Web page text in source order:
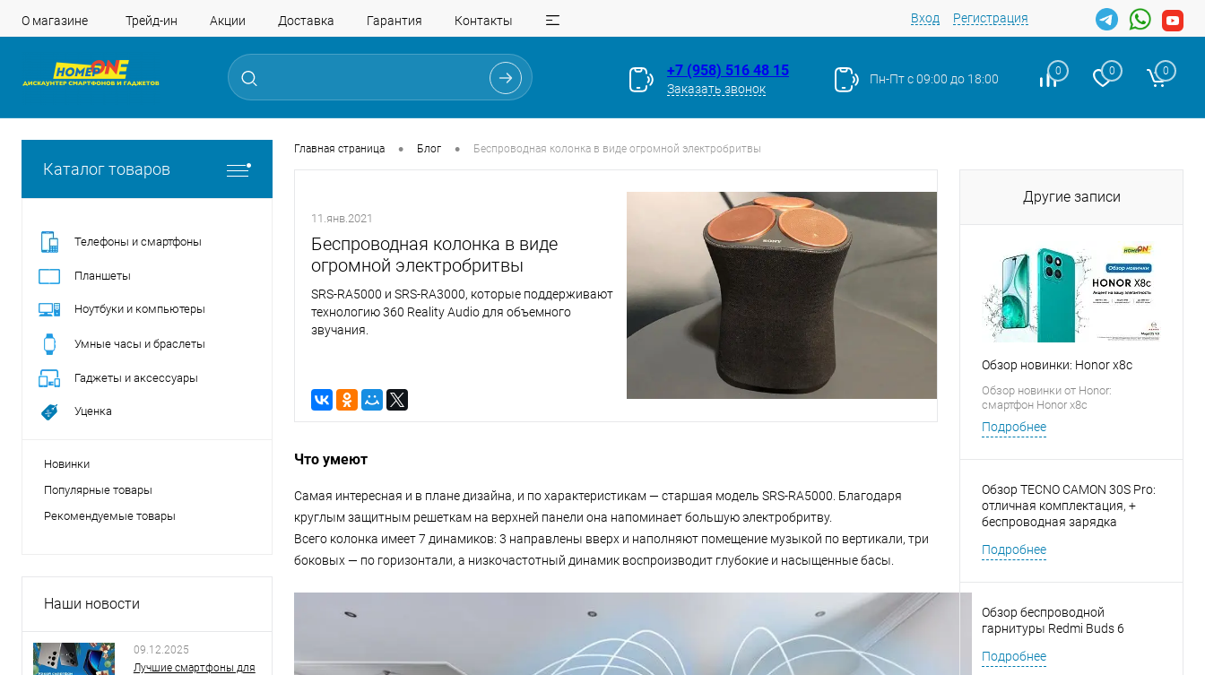
О магазине Трейд-ин Акции Доставка Гарантия Контакты Вход Регистрация
+7 (958) 516 48 15
Заказать звонок
Пн-Пт с 09:00 до 18:00
0 0 0
Каталог товаров
Телефоны и смартфоны
Планшеты
Ноутбуки и компьютеры
Умные часы и браслеты
Гаджеты и аксессуары
Уценка
Новинки
Популярные товары
Рекомендуемые товары
Наши новости
09.12.2025
Лучшие смартфоны для
Главная страница • Блог • Беспроводная колонка в виде огромной электробритвы
11.янв.2021
Беспроводная колонка в виде
огромной электробритвы
SRS-RA5000 и SRS-RA3000, которые поддерживают
технологию 360 Reality Audio для объемного
звучания.
Что умеют
Самая интересная и в плане дизайна, и по характеристикам — старшая модель SRS-RA5000. Благодаря
круглым защитным решеткам на верхней панели она напоминает большую электробритву.
Всего колонка имеет 7 динамиков: 3 направлены вверх и наполняют помещение музыкой по вертикали, три
боковых — по горизонтали, а низкочастотный динамик воспроизводит глубокие и насыщенные басы.
Другие записи
Обзор новинки: Honor x8c
Обзор новинки от Honor:
смартфон Honor x8c
Подробнее
Обзор TECNO CAMON 30S Pro:
отличная комплектация, +
беспроводная зарядка
Подробнее
Обзор беспроводной
гарнитуры Redmi Buds 6
Подробнее